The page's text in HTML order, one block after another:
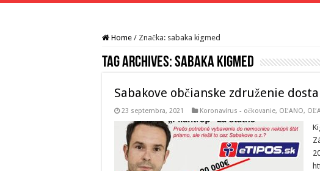
Home / Značka: sabaka kigmed
Tag Archives:sabaka kigmed
Sabakove občianske združenie
23 septembra, 2021 Koronavírus - očkovanie, OĽANO,